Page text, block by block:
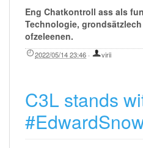
Eng Chatkontroll ass als
Technologie, grondsätzlech
ofzeleenen.
2022/05/14 23:46 · virii
C3L stands